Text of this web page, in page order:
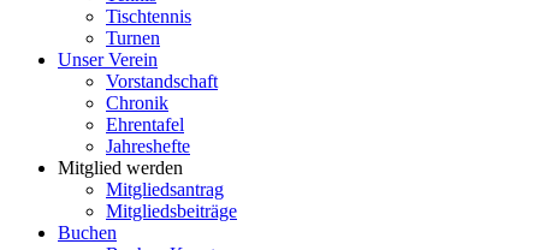
Tischtennis
Turnen
Unser Verein
Vorstandschaft
Chronik
Ehrentafel
Jahreshefte
Mitglied werden
Mitgliedsantrag
Mitgliedsbeiträge
Buchen